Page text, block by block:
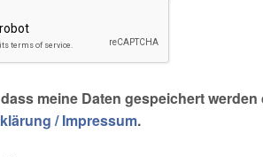
meine Daten gespeichert
/ Impressum.